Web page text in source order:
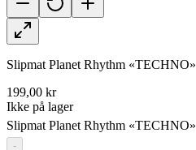
Slipmat Planet Rhythm «TECHNO»
199,00 kr
Ikke på lager
Slipmat Planet Rhythm «TECHNO»
-